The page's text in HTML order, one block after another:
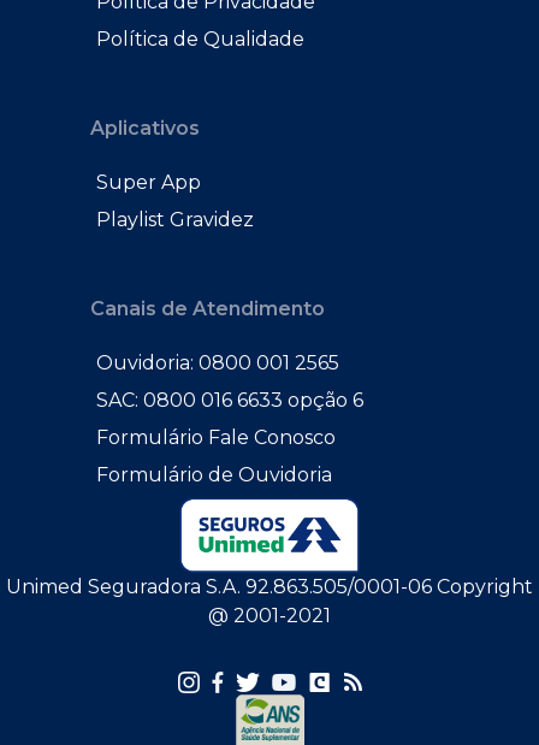
Política de Qualidade
Aplicativos
Super App
Playlist Gravidez
Canais de Atendimento
Ouvidoria: 0800 001 2565
SAC: 0800 016 6633 opção 6
Formulário Fale Conosco
Formulário de Ouvidoria
Unimed Seguradora S.A. 92.863.505/0001-06 Copyright
@ 2001-2021